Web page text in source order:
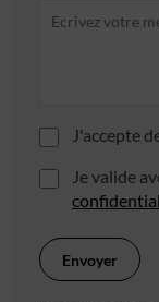
J'accepte
Je valide